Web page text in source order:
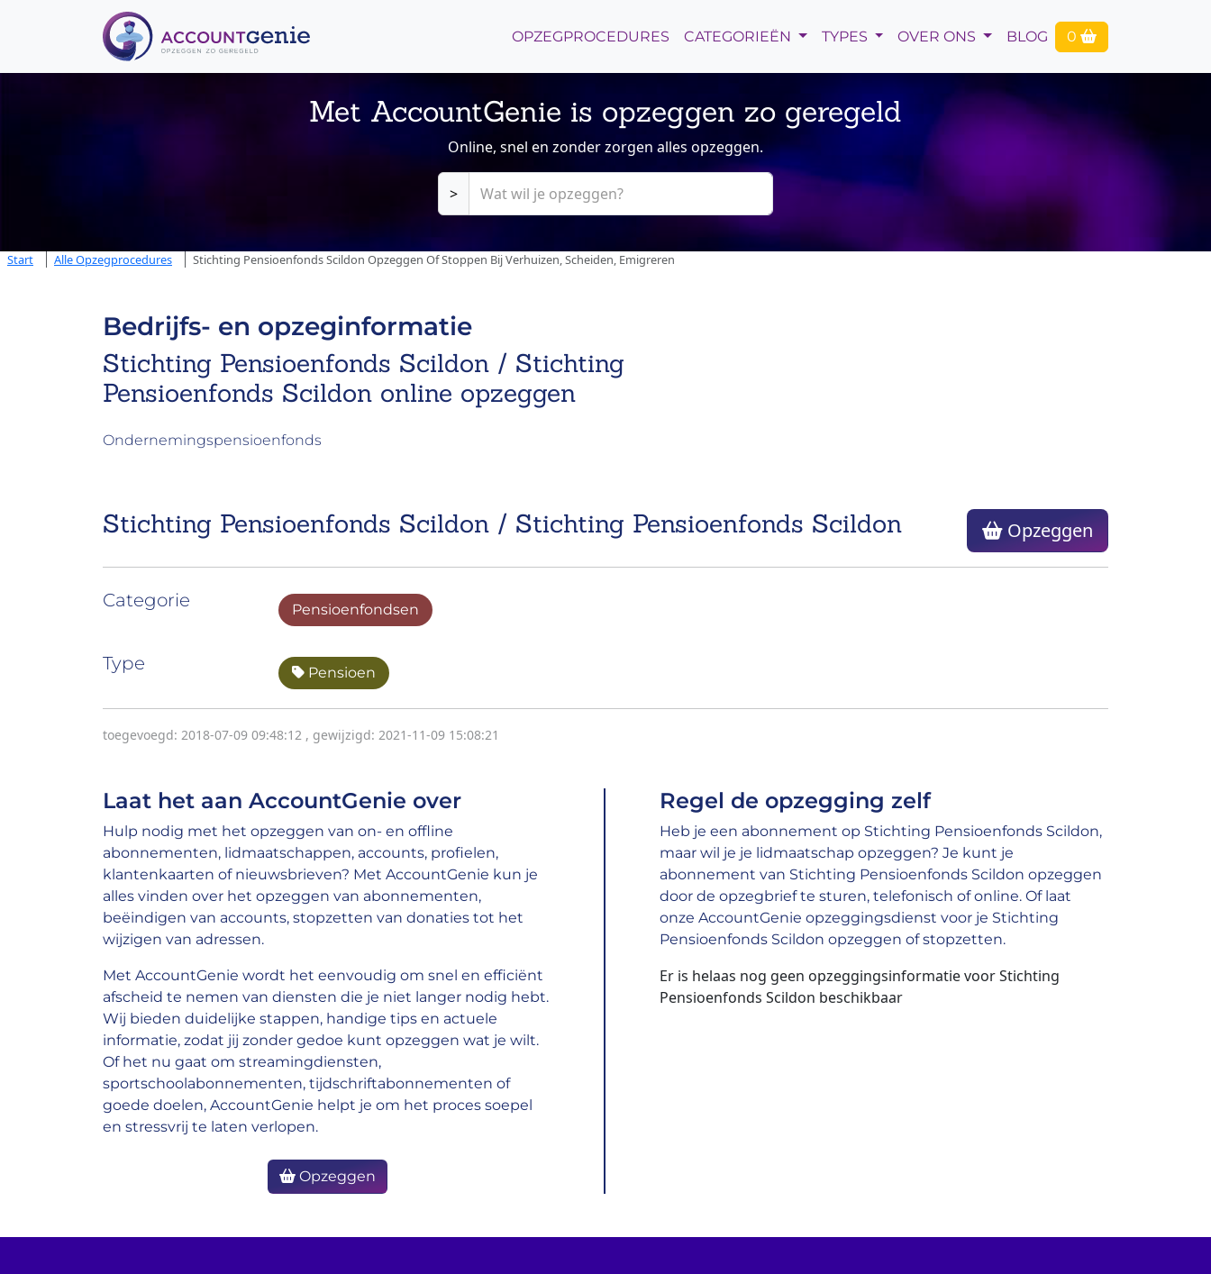
OPZEGPROCEDURES CATEGORIEËN TYPES OVER ONS BLOG 0
Met AccountGenie is opzeggen zo geregeld
Online, snel en zonder zorgen alles opzeggen.
>
Start Alle Opzegprocedures Stichting Pensioenfonds Scildon Opzeggen Of Stoppen Bij Verhuizen, Scheiden, Emigreren
Bedrijfs- en opzeginformatie
Stichting Pensioenfonds Scildon / Stichting
Pensioenfonds Scildon online opzeggen
Ondernemingspensioenfonds
Stichting Pensioenfonds Scildon / Stichting Pensioenfonds Scildon Opzeggen
Categorie Pensioenfondsen
Type Pensioen
toegevoegd: 2018-07-09 09:48:12 , gewijzigd: 2021-11-09 15:08:21
Laat het aan AccountGenie over
Hulp nodig met het opzeggen van on- en offline
abonnementen, lidmaatschappen, accounts, profielen,
klantenkaarten of nieuwsbrieven? Met AccountGenie kun je
alles vinden over het opzeggen van abonnementen,
beëindigen van accounts, stopzetten van donaties tot het
wijzigen van adressen.
Met AccountGenie wordt het eenvoudig om snel en efficiënt
afscheid te nemen van diensten die je niet langer nodig hebt.
Wij bieden duidelijke stappen, handige tips en actuele
informatie, zodat jij zonder gedoe kunt opzeggen wat je wilt.
Of het nu gaat om streamingdiensten,
sportschoolabonnementen, tijdschriftabonnementen of
goede doelen, AccountGenie helpt je om het proces soepel
en stressvrij te laten verlopen.
Opzeggen
Regel de opzegging zelf
Heb je een abonnement op Stichting Pensioenfonds Scildon,
maar wil je je lidmaatschap opzeggen? Je kunt je
abonnement van Stichting Pensioenfonds Scildon opzeggen
door de opzegbrief te sturen, telefonisch of online. Of laat
onze AccountGenie opzeggingsdienst voor je Stichting
Pensioenfonds Scildon opzeggen of stopzetten.
Er is helaas nog geen opzeggingsinformatie voor Stichting
Pensioenfonds Scildon beschikbaar